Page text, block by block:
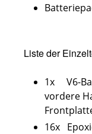
Liste der
1x V6-
vordere
16x